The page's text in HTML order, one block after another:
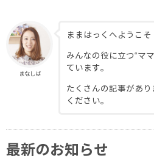
まなしば
ままはっくへようこそ
みんなの役に立つ“マ
ています。
たくさんの記事があ
ください。
最新のお知らせ